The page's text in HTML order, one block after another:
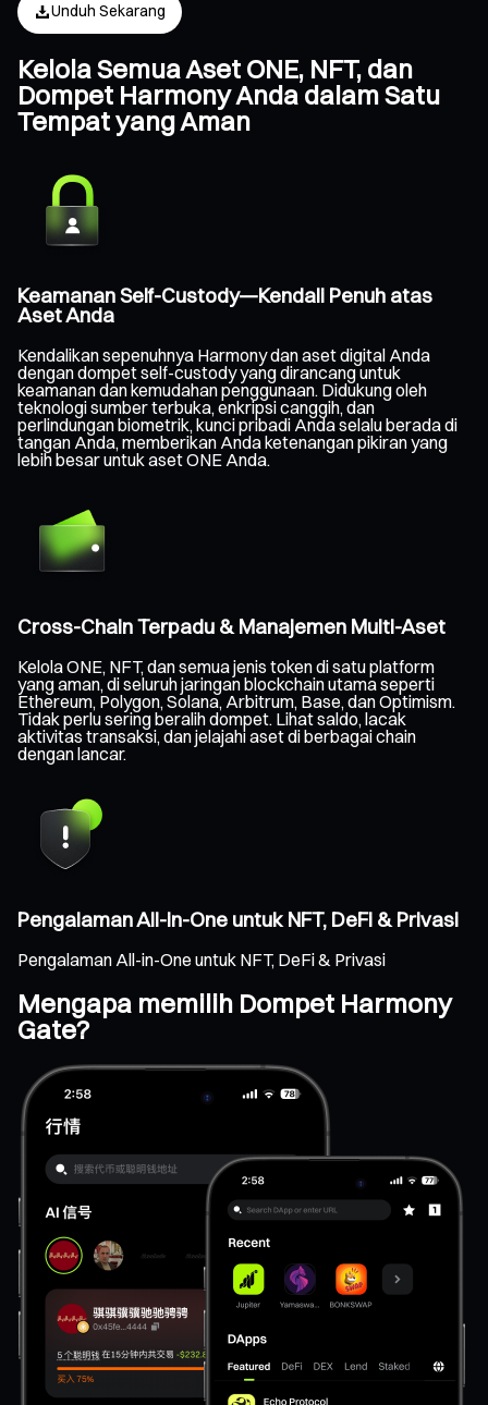
Unduh Sekarang
Kelola Semua Aset ONE, NFT, dan
Dompet Harmony Anda dalam Satu
Tempat yang Aman
Keamanan Self-Custody—Kendali Penuh atas
Aset Anda
Kendalikan sepenuhnya Harmony dan aset digital Anda
dengan dompet self-custody yang dirancang untuk
keamanan dan kemudahan penggunaan. Didukung oleh
teknologi sumber terbuka, enkripsi canggih, dan
perlindungan biometrik, kunci pribadi Anda selalu berada di
tangan Anda, memberikan Anda ketenangan pikiran yang
lebih besar untuk aset ONE Anda.
Cross-Chain Terpadu & Manajemen Multi-Aset
Kelola ONE, NFT, dan semua jenis token di satu platform
yang aman, di seluruh jaringan blockchain utama seperti
Ethereum, Polygon, Solana, Arbitrum, Base, dan Optimism.
Tidak perlu sering beralih dompet. Lihat saldo, lacak
aktivitas transaksi, dan jelajahi aset di berbagai chain
dengan lancar.
Pengalaman All-in-One untuk NFT, DeFi & Privasi
Pengalaman All-in-One untuk NFT, DeFi & Privasi
Mengapa memilih Dompet Harmony
Gate?